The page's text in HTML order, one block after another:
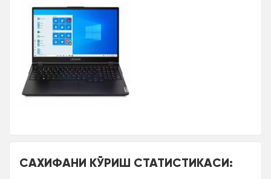
САХИФАНИ КЎРИШ СТАТИСТИКАСИ: